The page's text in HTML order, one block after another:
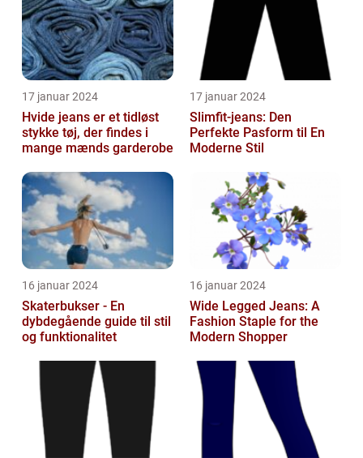
17 januar 2024
Hvide jeans er et tidløst
stykke tøj, der findes i
mange mænds garderobe
17 januar 2024
Slimfit-jeans: Den
Perfekte Pasform til En
Moderne Stil
16 januar 2024
Skaterbukser - En
dybdegående guide til stil
og funktionalitet
16 januar 2024
Wide Legged Jeans: A
Fashion Staple for the
Modern Shopper